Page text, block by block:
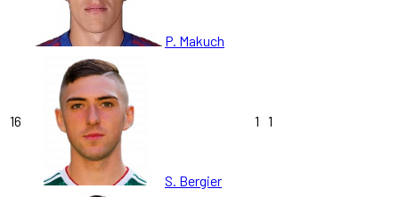
P. Makuch
16
S. Bergier
1 1